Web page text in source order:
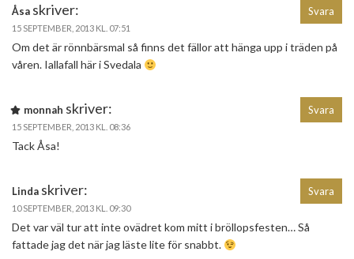
Åsa skriver:
15 SEPTEMBER, 2013 KL. 07:51
Om det är rönnbärsmal så finns det fällor att hänga upp i träden på
våren. Iallafall här i Svedala
Svara
monnah skriver:
15 SEPTEMBER, 2013 KL. 08:36
Tack Åsa!
Svara
Linda skriver:
10 SEPTEMBER, 2013 KL. 09:30
Det var väl tur att inte ovädret kom mitt i bröllopsfesten… Så
fattade jag det när jag läste lite för snabbt.
Svara